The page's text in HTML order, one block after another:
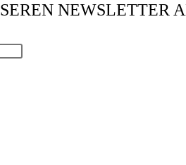
NEWSLETTER